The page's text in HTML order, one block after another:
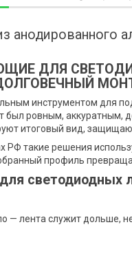
анодированного
ДЛЯ
инструментом для
был ровным,
итоговый вид,
РФ такие решения
профиль
светодиодных
— лента служит дольше,